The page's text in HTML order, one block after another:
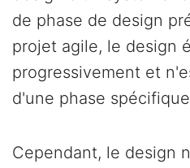
de phase de design
projet agile, le design
progressivement et
d'une phase
Cependant, le design